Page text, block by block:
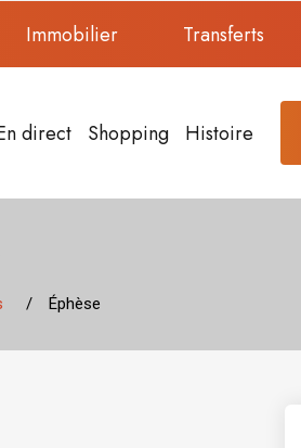
Immobilier Transferts
direct Shopping Histoire
Éphèse